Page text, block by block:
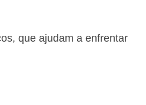
que ajudam a enfrentar